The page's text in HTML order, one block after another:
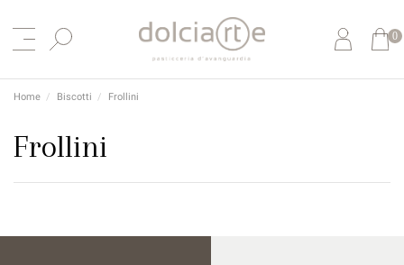
0
Home Biscotti Frollini
Frollini